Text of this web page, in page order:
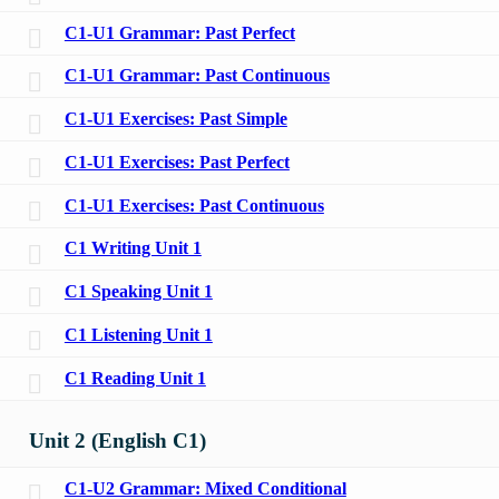
C1-U1 Grammar: Past Perfect
C1-U1 Grammar: Past Continuous
C1-U1 Exercises: Past Simple
C1-U1 Exercises: Past Perfect
C1-U1 Exercises: Past Continuous
C1 Writing Unit 1
C1 Speaking Unit 1
C1 Listening Unit 1
C1 Reading Unit 1
Unit 2 (English C1)
C1-U2 Grammar: Mixed Conditional